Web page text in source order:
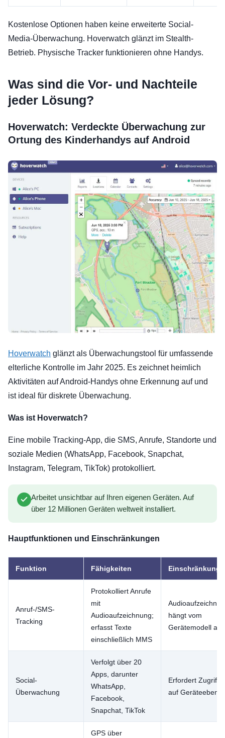
Kostenlose Optionen haben keine erweiterte Social-
Media-Überwachung. Hoverwatch glänzt im Stealth-
Betrieb. Physische Tracker funktionieren ohne Handys.
Was sind die Vor- und Nachteile
jeder Lösung?
Hoverwatch: Verdeckte Überwachung zur
Ortung des Kinderhandys auf Android
Hoverwatch glänzt als Überwachungstool für umfassende
elterliche Kontrolle im Jahr 2025. Es zeichnet heimlich
Aktivitäten auf Android-Handys ohne Erkennung auf und
ist ideal für diskrete Überwachung.
Was ist Hoverwatch?
Eine mobile Tracking-App, die SMS, Anrufe, Standorte und
soziale Medien (WhatsApp, Facebook, Snapchat,
Instagram, Telegram, TikTok) protokolliert.
Arbeitet unsichtbar auf Ihren eigenen Geräten. Auf
über 12 Millionen Geräten weltweit installiert.
Hauptfunktionen und Einschränkungen
Funktion Fähigkeiten
Anruf-/SMS-
Tracking
Protokolliert Anrufe
mit
Audioaufzeichnung;
erfasst Texte
einschließlich MMS
hängt vom
Gerätemodell ab
Social-
Überwachung
Verfolgt über 20
Apps, darunter
WhatsApp,
Facebook,
Snapchat, TikTok
Erfordert Zugriff
auf Geräteebene
GPS über